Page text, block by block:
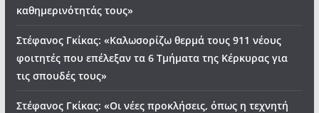
καθημερινότητάς τους»
Στέφανος Γκίκας: «Καλωσορίζω θερμά τους 911 νέους
φοιτητές που επέλεξαν τα 6 Τμήματα της Κέρκυρας για
τις σπουδές τους»
Στέφανος Γκίκας: «Οι νέες προκλήσεις, όπως η τεχνητή